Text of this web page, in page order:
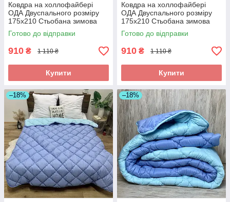
Ковдра на холлофайбері
ОДА Двуспального розміру
175х210 Стьобана зимова
ковдра високої якості сірого
кольору
Готово до відправки
910 ₴ 1 110 ₴
Купити
Ковдра на холлофайбері
ОДА Двуспального розміру
175х210 Стьобана зимова
ковдра високої якості білого
кольору
Готово до відправки
910 ₴ 1 110 ₴
Купити
–18% –18%